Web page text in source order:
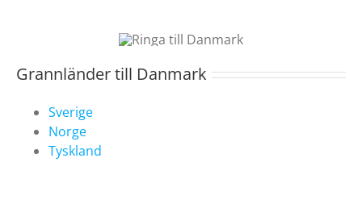
Grannländer till Danmark
Sverige
Norge
Tyskland